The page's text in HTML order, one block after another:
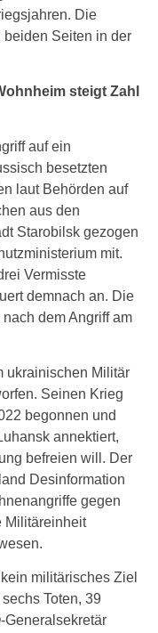
Die
beiden Seiten in der
steigt Zahl
auf ein
besetzten
laut Behörden auf
aus den
Starobilsk gezogen
mit.
Vermisste
demnach an. Die
dem Angriff am
ukrainischen Militär
Seinen Krieg
begonnen und
annektiert,
befreien will. Der
Desinformation
gegen
Militäreinheit
militärisches Ziel
Toten, 39
Generalsekretär